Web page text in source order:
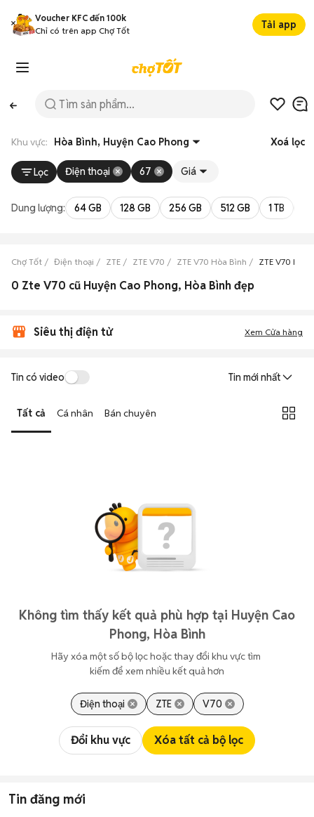
Voucher KFC đến 100k
Chỉ có trên app Chợ Tốt
Tải app
Khu vực: Hòa Bình, Huyện Cao Phong Xoá lọc
Lọc Điện thoại 67 Giá
Dung lượng: 64 GB 128 GB 256 GB 512 GB 1 TB
Chợ Tốt Điện thoại ZTE ZTE V70 ZTE V70 Hòa Bình ZTE V70
0 Zte V70 cũ Huyện Cao Phong, Hòa Bình đẹp
Siêu thị điện tử Xem Cửa hàng
Tin có video Tin mới nhất
Tất cả Cá nhân Bán chuyên
Không tìm thấy kết quả phù hợp tại Huyện Cao
Phong, Hòa Bình
Hãy xóa một số bộ lọc hoặc thay đổi khu vực tìm
kiếm để xem nhiều kết quả hơn
Điện thoại ZTE V70
Đổi khu vực Xóa tất cả bộ lọc
Tin đăng mới